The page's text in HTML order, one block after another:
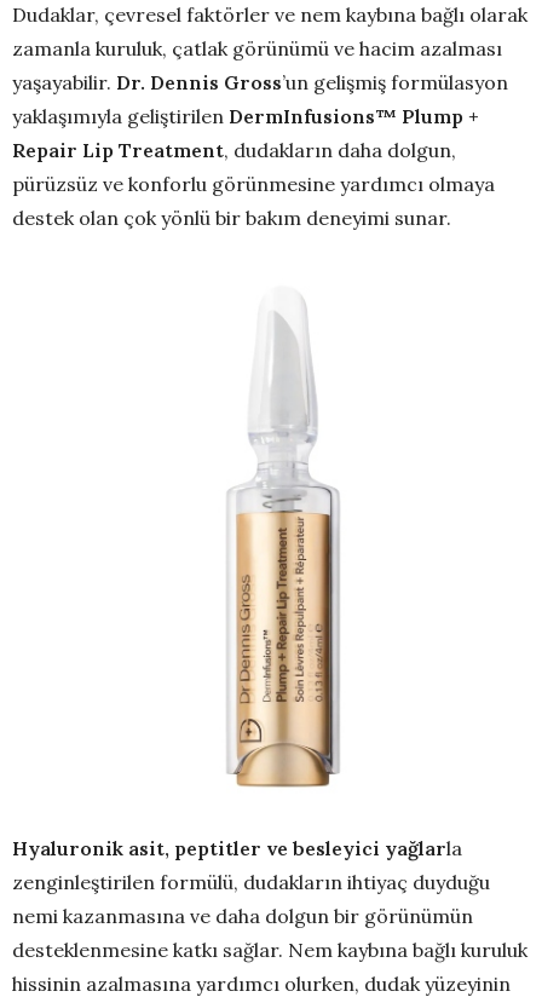
Dudaklar, çevresel faktörler ve nem kaybına bağlı olarak
zamanla kuruluk, çatlak görünümü ve hacim azalması
yaşayabilir. Dr. Dennis Gross’un gelişmiş formülasyon
yaklaşımıyla geliştirilen DermInfusions™ Plump +
Repair Lip Treatment, dudakların daha dolgun,
pürüzsüz ve konforlu görünmesine yardımcı olmaya
destek olan çok yönlü bir bakım deneyimi sunar.
Hyaluronik asit, peptitler ve besleyici yağlarla
zenginleştirilen formülü, dudakların ihtiyaç duyduğu
nemi kazanmasına ve daha dolgun bir görünümün
desteklenmesine katkı sağlar. Nem kaybına bağlı kuruluk
hissinin azalmasına yardımcı olurken, dudak yüzeyinin